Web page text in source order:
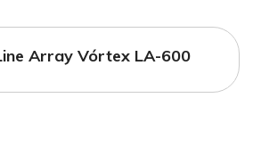
Array Vórtex LA-600